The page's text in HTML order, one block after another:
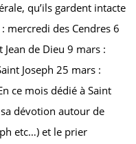
qu’ils gardent intacte
mercredi des Cendres 6
de Dieu 9 mars :
Joseph 25 mars :
ce mois dédié à Saint
dévotion autour de
etc…) et le prier